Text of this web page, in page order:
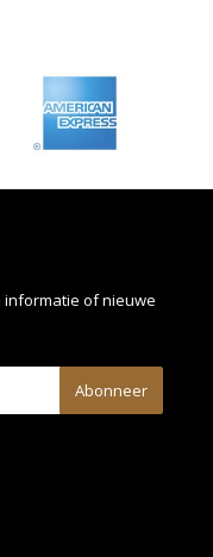
of nieuwe
Abonneer